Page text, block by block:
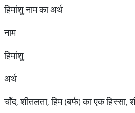
हिमांशु नाम का अर्थ
नाम
हिमांशु
अर्थ
चाँद, शीतलता, हिम (बर्फ) का एक हिस्सा,